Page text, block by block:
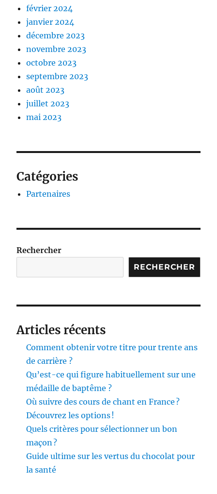
février 2024
janvier 2024
décembre 2023
novembre 2023
octobre 2023
septembre 2023
août 2023
juillet 2023
mai 2023
Catégories
Partenaires
Rechercher
RECHERCHER
Articles récents
Comment obtenir votre titre pour trente ans
de carrière ?
Qu’est-ce qui figure habituellement sur une
médaille de baptême ?
Où suivre des cours de chant en France ?
Découvrez les options !
Quels critères pour sélectionner un bon
maçon ?
Guide ultime sur les vertus du chocolat pour
la santé